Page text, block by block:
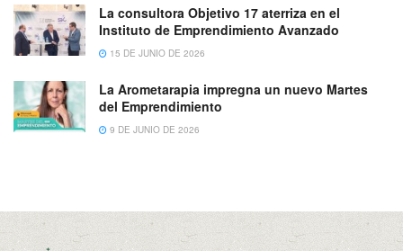
La consultora Objetivo 17 aterriza en el
Instituto de Emprendimiento Avanzado
15 DE JUNIO DE 2026
La Arometarapia impregna un nuevo Martes
del Emprendimiento
9 DE JUNIO DE 2026